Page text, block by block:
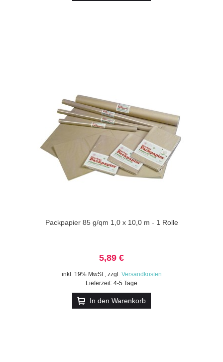
Packpapier 85 g/qm 1,0 x 10,0 m - 1 Rolle
5,89 €
inkl. 19% MwSt., zzgl. Versandkosten
Lieferzeit: 4-5 Tage
In den Warenkorb